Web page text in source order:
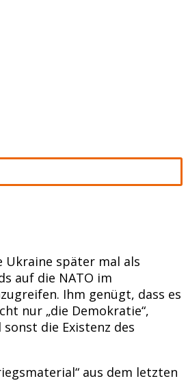
Ukraine später mal als
auf die NATO im
Ihm genügt, dass es
nur „die Demokratie“,
die Existenz des
aus dem letzten